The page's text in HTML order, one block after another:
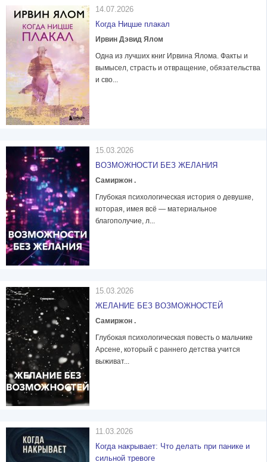
14.07.2026
Когда Ницше плакал
Ирвин Дэвид Ялом
Одна из лучших книг Ирвина Ялома. Факты и
вымысел, страсть и отвращение, обязательства
и сво...
15.03.2026
ВОЗМОЖНОСТИ БЕЗ ЖЕЛАНИЯ
Самиржон .
Глубокая психологическая история о девушке,
которая, имея всё — материальное
благополучие, л...
15.03.2026
ЖЕЛАНИЕ БЕЗ ВОЗМОЖНОСТЕЙ
Самиржон .
Глубокая психологическая повесть о мальчике
Арсене, который с раннего детства учится
выживат...
11.03.2026
Когда накрывает: Что делать при панике и
сильной тревоге